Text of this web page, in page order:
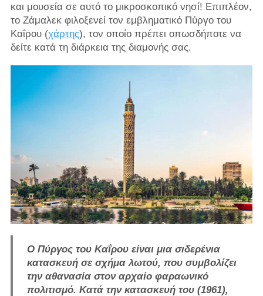
και μουσεία σε αυτό το μικροσκοπικό νησί! Επιπλέον,
το Ζάμαλεκ φιλοξενεί τον εμβληματικό Πύργο του
Καΐρου (χάρτης), τον οποίο πρέπει οπωσδήποτε να
δείτε κατά τη διάρκεια της διαμονής σας.
Ο Πύργος του Καΐρου είναι μια σιδερένια
κατασκευή σε σχήμα λωτού, που συμβολίζει
την αθανασία στον αρχαίο φαραωνικό
πολιτισμό. Κατά την κατασκευή του (1961),